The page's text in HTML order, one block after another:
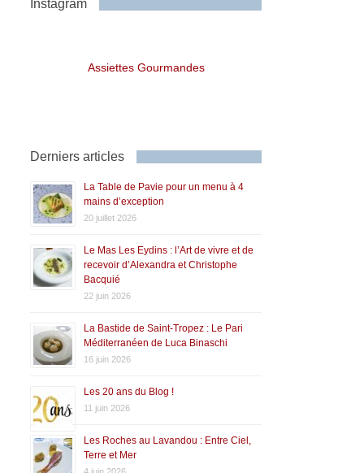
Instagram
Assiettes Gourmandes
Derniers articles
La Table de Pavie pour un menu à 4
mains d’exception
20 juillet 2026
Le Mas Les Eydins : l’Art de vivre et de
recevoir d’Alexandra et Christophe
Bacquié
22 juin 2026
La Bastide de Saint-Tropez : Le Pari
Méditerranéen de Luca Binaschi
16 juin 2026
Les 20 ans du Blog !
11 juin 2026
Les Roches au Lavandou : Entre Ciel,
Terre et Mer